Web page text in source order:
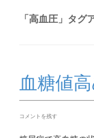
「高血圧 」タグ
血糖値
コメントを残す